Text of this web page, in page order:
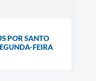
POR SANTO
FEIRA